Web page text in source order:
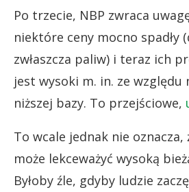
Po trzecie, NBP zwraca
niektóre ceny mocno spadły
zwłaszcza paliw) i teraz ich
jest wysoki m. in. ze względu
niższej bazy. To przejściowe,
To wcale jednak nie
może lekceważyć wysoką
Byłoby źle, gdyby ludzie